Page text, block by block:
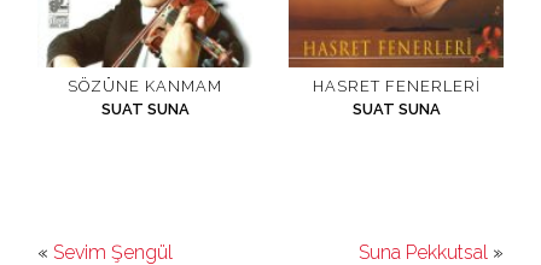
SÖZÜNE KANMAM
SUAT SUNA
HASRET FENERLERI
SUAT SUNA
« Sevim Şengül Suna Pekkutsal »